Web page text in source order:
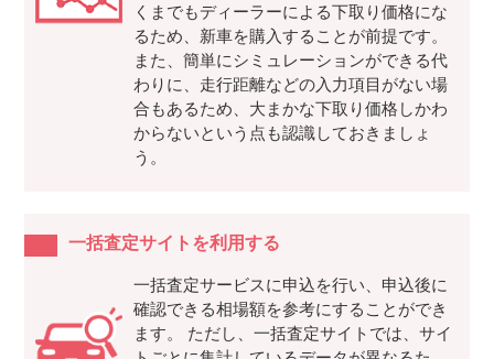
くまでもディーラーによる下取り価格にな
るため、新車を購入することが前提です。
また、簡単にシミュレーションができる代
わりに、走行距離などの入力項目がない場
合もあるため、大まかな下取り価格しかわ
からないという点も認識しておきましょ
う。
一括査定サイトを利用する
一括査定サービスに申込を行い、申込後に
確認できる相場額を参考にすることができ
ます。 ただし、一括査定サイトでは、サイ